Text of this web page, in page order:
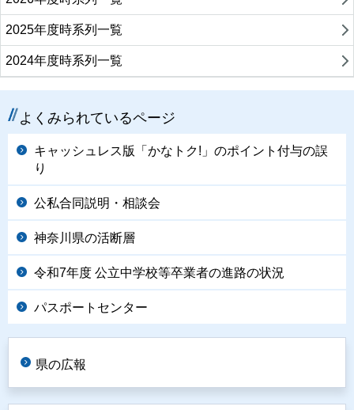
2025年度時系列一覧
2024年度時系列一覧
よくみられているページ
キャッシュレス版「かなトク!」のポイント付与の誤
り
公私合同説明・相談会
神奈川県の活断層
令和7年度 公立中学校等卒業者の進路の状況
パスポートセンター
県の広報